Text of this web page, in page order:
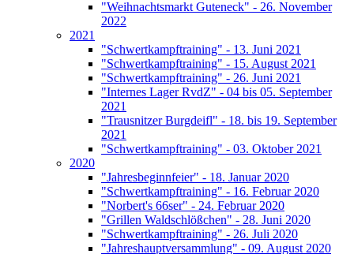
"Weihnachtsmarkt Guteneck" - 26. November
2022
2021
"Schwertkampftraining" - 13. Juni 2021
"Schwertkampftraining" - 15. August 2021
"Schwertkampftraining" - 26. Juni 2021
"Internes Lager RvdZ" - 04 bis 05. September
2021
"Trausnitzer Burgdeifl" - 18. bis 19. September
2021
"Schwertkampftraining" - 03. Oktober 2021
2020
"Jahresbeginnfeier" - 18. Januar 2020
"Schwertkampftraining" - 16. Februar 2020
"Norbert's 66ser" - 24. Februar 2020
"Grillen Waldschlößchen" - 28. Juni 2020
"Schwertkampftraining" - 26. Juli 2020
"Jahreshauptversammlung" - 09. August 2020